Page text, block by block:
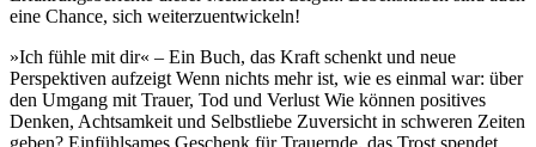
eine Chance, sich weiterzuentwickeln!
»Ich fühle mit dir« – Ein Buch, das Kraft schenkt und neue
Perspektiven aufzeigt Wenn nichts mehr ist, wie es einmal war: über
den Umgang mit Trauer, Tod und Verlust Wie können positives
Denken, Achtsamkeit und Selbstliebe Zuversicht in schweren Zeiten
geben? Einfühlsames Geschenk für Trauernde, das Trost spendet